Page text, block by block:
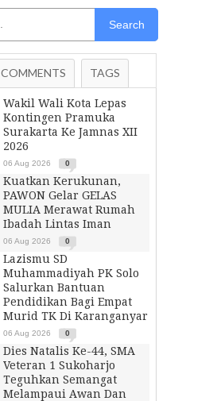
Search
COMMENTS TAGS
Wakil Wali Kota Lepas
Kontingen Pramuka
Surakarta Ke Jamnas XII
2026
06 Aug 2026 0
Kuatkan Kerukunan,
PAWON Gelar GELAS
MULIA Merawat Rumah
Ibadah Lintas Iman
06 Aug 2026 0
Lazismu SD
Muhammadiyah PK Solo
Salurkan Bantuan
Pendidikan Bagi Empat
Murid TK Di Karanganyar
06 Aug 2026 0
Dies Natalis Ke-44, SMA
Veteran 1 Sukoharjo
Teguhkan Semangat
Melampaui Awan Dan